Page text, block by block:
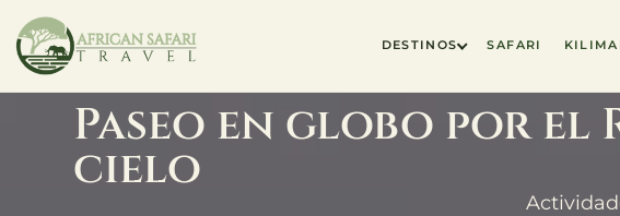
DESTINOS SAFARI
Paseo en globo por el
cielo